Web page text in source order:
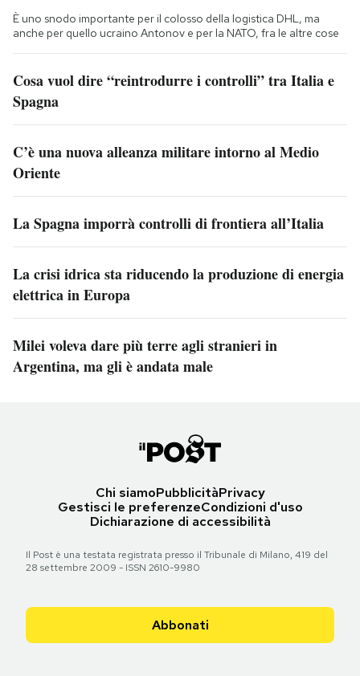
È uno snodo importante per il colosso della logistica DHL, ma
anche per quello ucraino Antonov e per la NATO, fra le altre cose
Cosa vuol dire “reintrodurre i controlli” tra Italia e
Spagna
C’è una nuova alleanza militare intorno al Medio
Oriente
La Spagna imporrà controlli di frontiera all’Italia
La crisi idrica sta riducendo la produzione di energia
elettrica in Europa
Milei voleva dare più terre agli stranieri in
Argentina, ma gli è andata male
Chi siamoPubblicitàPrivacy
Gestisci le preferenzeCondizioni d'uso
Dichiarazione di accessibilità
Il Post è una testata registrata presso il Tribunale di Milano, 419 del
28 settembre 2009 - ISSN 2610-9980
Abbonati